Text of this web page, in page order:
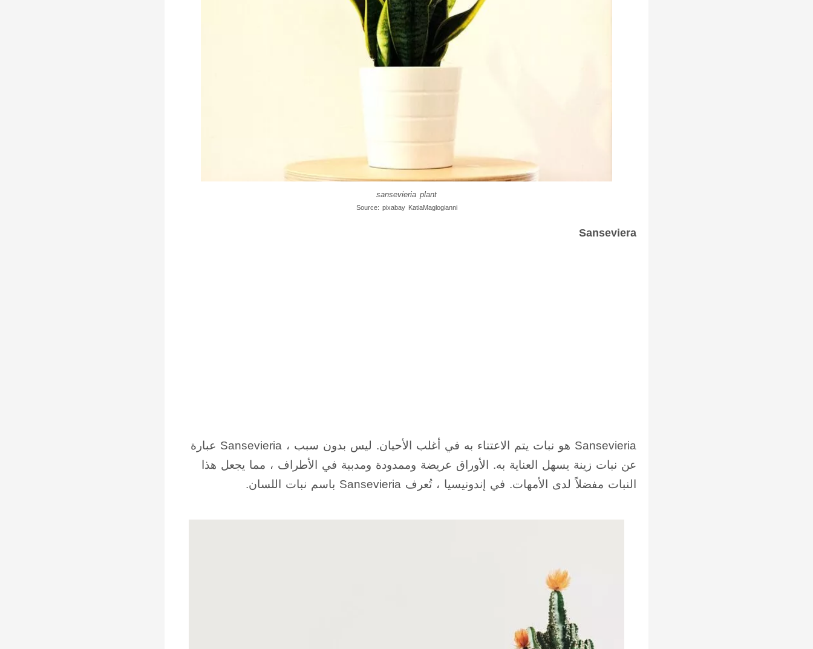
sansevieria plant
Source: pixabay KatiaMaglogianni
Sanseviera
Sansevieria هو نبات يتم الاعتناء به في أغلب الأحيان. ليس بدون سبب ، Sansevieria عبارة
عن نبات زينة يسهل العناية به. الأوراق عريضة وممدودة ومدببة في الأطراف ، مما يجعل هذا
النبات مفضلاً لدى الأمهات. في إندونيسيا ، تُعرف Sansevieria باسم نبات اللسان.